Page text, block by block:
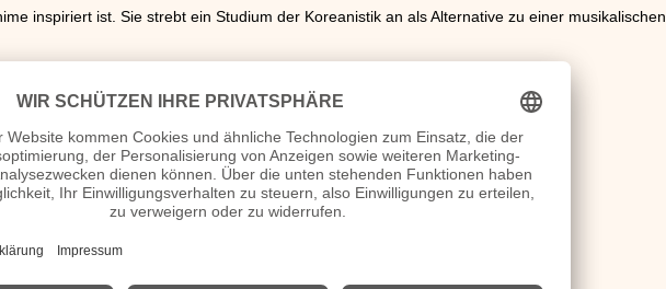
inspiriert ist. Sie strebt ein Studium der Koreanistik an als Alternative zu einer musikalischen